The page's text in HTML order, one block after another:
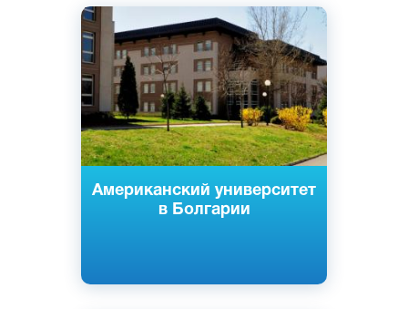
Американский университет
в Болгарии
Английский
Благоевград, София, Болгария
Частный